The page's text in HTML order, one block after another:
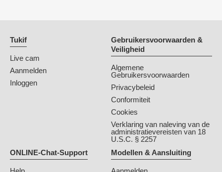
Tukif
Live cam
Aanmelden
Inloggen
Gebruikersvoorwaarden &
Veiligheid
Algemene
Gebruikersvoorwaarden
Privacybeleid
Conformiteit
Cookies
Verklaring van naleving van de
administratievereisten van 18
U.S.C. § 2257
ONLINE-Chat-Support
Modellen & Aansluiting